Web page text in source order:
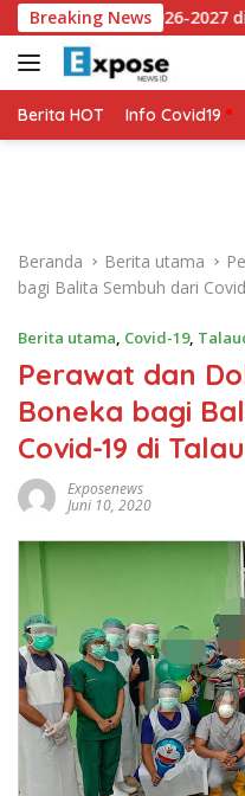
a
g
u
Breaking News
Ketiga 2026-2027 di
Berita HOT Info Covid19
Beranda Berita utama
bagi Balita Sembuh dari
Berita utama, Covid-19,
Perawat dan
Boneka bagi
Covid-19 di
Exposenews
Juni 10, 2020